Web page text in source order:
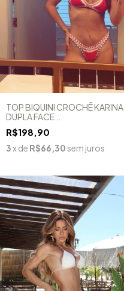
TOP BIQUINI CROCHÊ KARINA
DUPLA FACE
(VERMELHO/ROSA NEON)
R$198,90
3x de R$66,30 sem juros